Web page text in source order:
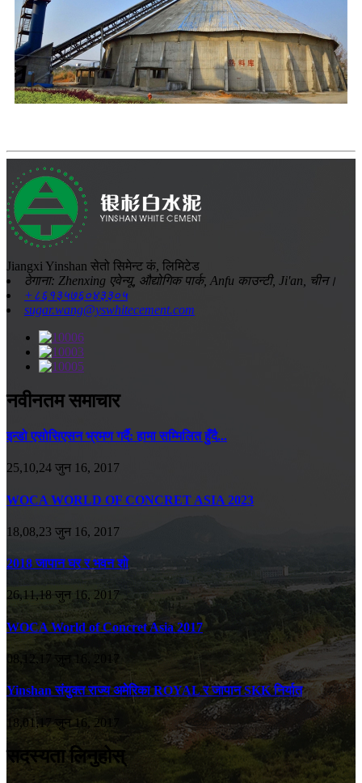
Jiangxi Yinshan सेतो सिमेन्ट कं, लिमिटेड
ठेगाना: Zhenxing एवेन्यू, औद्योगिक पार्क, Anfu काउन्टी, Ji'an, चीन।
+८६१३५७६०४३३०५
sugar.wang@yswhitecement.com
नवीनतम समाचार
इन्डो एसोसिएसन भ्रमण गर्दै: हामा सम्मिलित हुँदै...
25,10,24 जुन 16, 2017
WOCA WORLD OF CONCRET ASIA 2023
18,08,23 जुन 16, 2017
2018 जापान घर र भवन शो
26,11,18 जुन 16, 2017
WOCA World of Concret Asia 2017
08,12,17 जुन 16, 2017
Yinshan संयुक्त राज्य अमेरिका ROYAL र जापान SKK निर्यात
18,01,17 जुन 16, 2017
सदस्यता लिनुहोस्